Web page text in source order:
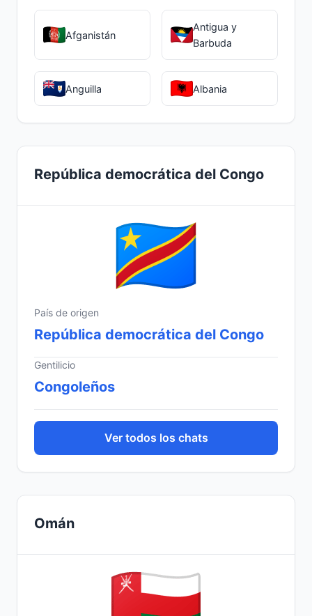
Afganistán
Antigua y
Barbuda
Anguilla Albania
República democrática del Congo
País de origen
República democrática del Congo
Gentilicio
Congoleños
Ver todos los chats
Omán